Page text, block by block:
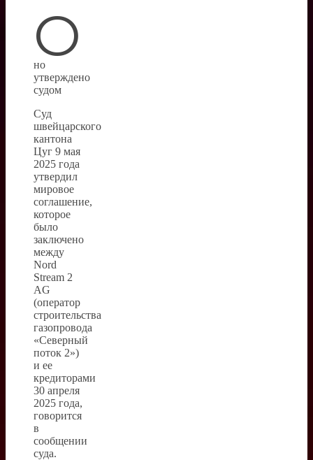
О
но
утверждено
судом
Суд
швейцарского
кантона
Цуг 9 мая
2025 года
утвердил
мировое
соглашение,
которое
было
заключено
между
Nord
Stream 2
AG
(оператор
строительства
газопровода
«Северный
поток 2»)
и ее
кредиторами
30 апреля
2025 года,
говорится
в
сообщении
суда.